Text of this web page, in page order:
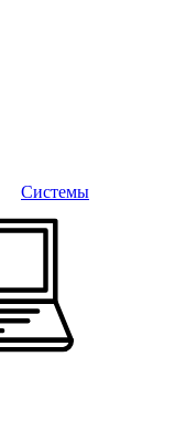
Системы